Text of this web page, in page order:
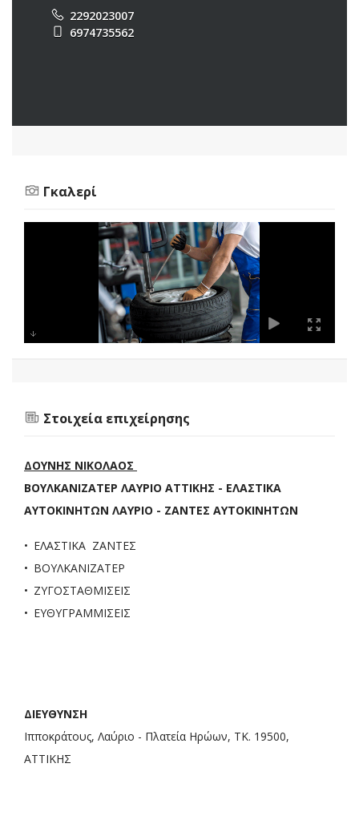
2292023007
6974735562
Γκαλερί
Στοιχεία επιχείρησης
ΔΟΥΝΗΣ ΝΙΚΟΛΑΟΣ
ΒΟΥΛΚΑΝΙΖΑΤΕΡ ΛΑΥΡΙΟ ΑΤΤΙΚΗΣ - ΕΛΑΣΤΙΚΑ
ΑΥΤΟΚΙΝΗΤΩΝ ΛΑΥΡΙΟ - ΖΑΝΤΕΣ ΑΥΤΟΚΙΝΗΤΩΝ
ΕΛΑΣΤΙΚΑ ΖΑΝΤΕΣ
ΒΟΥΛΚΑΝΙΖΑΤΕΡ
ΖΥΓΟΣΤΑΘΜΙΣΕΙΣ
ΕΥΘΥΓΡΑΜΜΙΣΕΙΣ
ΔΙΕΥΘΥΝΣΗ
Ιπποκράτους, Λαύριο - Πλατεία Ηρώων, ΤΚ. 19500,
ΑΤΤΙΚΗΣ